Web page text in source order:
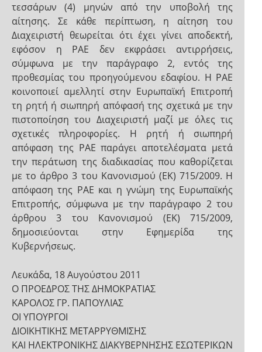
τεσσάρων (4) μηνών από την υποβολή της
αίτησης. Σε κάθε περίπτωση, η αίτηση του
Διαχειριστή θεωρείται ότι έχει γίνει αποδεκτή,
εφόσον η ΡΑΕ δεν εκφράσει αντιρρήσεις,
σύμφωνα με την παράγραφο 2, εντός της
προθεσμίας του προηγούμενου εδαφίου. Η ΡΑΕ
κοινοποιεί αμελλητί στην Ευρωπαϊκή Επιτροπή
τη ρητή ή σιωπηρή απόφασή της σχετικά με την
πιστοποίηση του Διαχειριστή μαζί με όλες τις
σχετικές πληροφορίες. Η ρητή ή σιωπηρή
απόφαση της ΡΑΕ παράγει αποτελέσματα μετά
την περάτωση της διαδικασίας που καθορίζεται
με το άρθρο 3 του Κανονισμού (ΕΚ) 715/2009. Η
απόφαση της ΡΑΕ και η γνώμη της Ευρωπαϊκής
Επιτροπής, σύμφωνα με την παράγραφο 2 του
άρθρου 3 του Κανονισμού (ΕΚ) 715/2009,
δημοσιεύονται στην Εφημερίδα της
Κυβερνήσεως.
Λευκάδα, 18 Αυγούστου 2011
Ο ΠΡΟΕΔΡΟΣ ΤΗΣ ΔΗΜΟΚΡΑΤΙΑΣ
ΚΑΡΟΛΟΣ ΓΡ. ΠΑΠΟΥΛΙΑΣ
ΟΙ ΥΠΟΥΡΓΟΙ
ΔΙΟΙΚΗΤΙΚΗΣ ΜΕΤΑΡΡΥΘΜΙΣΗΣ
ΚΑΙ ΗΛΕΚΤΡΟΝΙΚΗΣ ΔΙΑΚΥΒΕΡΝΗΣΗΣ ΕΣΩΤΕΡΙΚΩΝ